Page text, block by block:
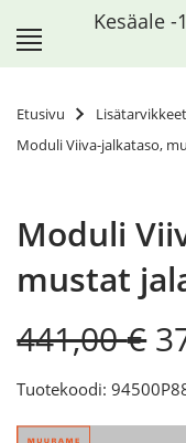
sisältöön
Etusivu Lisätarvikkeet
Moduli Viiva-jalkataso,
Moduli
mustat
441,00€
Tuotekoodi:
Kesäale -